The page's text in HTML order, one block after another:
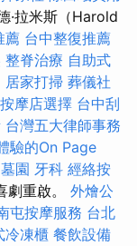
·拉米斯（Harold
薦 台中整復推薦
整脊治療 自助式
居家打掃 葬儀社
摩店選擇 台中刮
台灣五大律師事務
驗的On Page
墓園 牙科 經絡按
劇重啟。 外燴公
屯按摩服務 台北
冷凍櫃 餐飲設備